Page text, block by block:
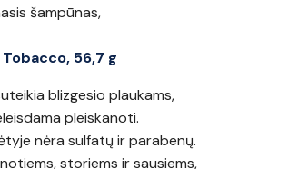
šampūnas,
56,7 g
blizgesio plaukams,
pleiskanoti.
nėra sulfatų ir parabenų.
storiems ir sausiems,